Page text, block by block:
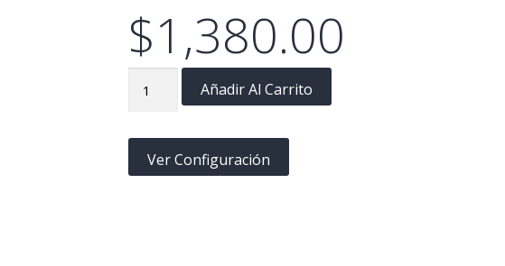
$1,380.00
A
B
Añadir Al Carrito
Ver Configuración